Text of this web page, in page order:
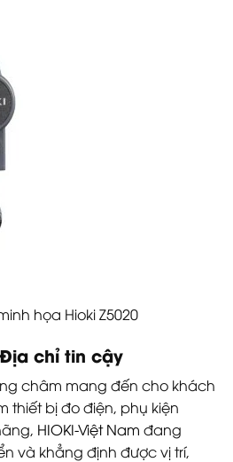
họa Hioki Z5020
Địa chỉ tin cậy
châm mang đến cho khách
thiết bị đo điện, phụ kiện
HIOKI-Việt Nam đang
và khẳng định được vị trí,